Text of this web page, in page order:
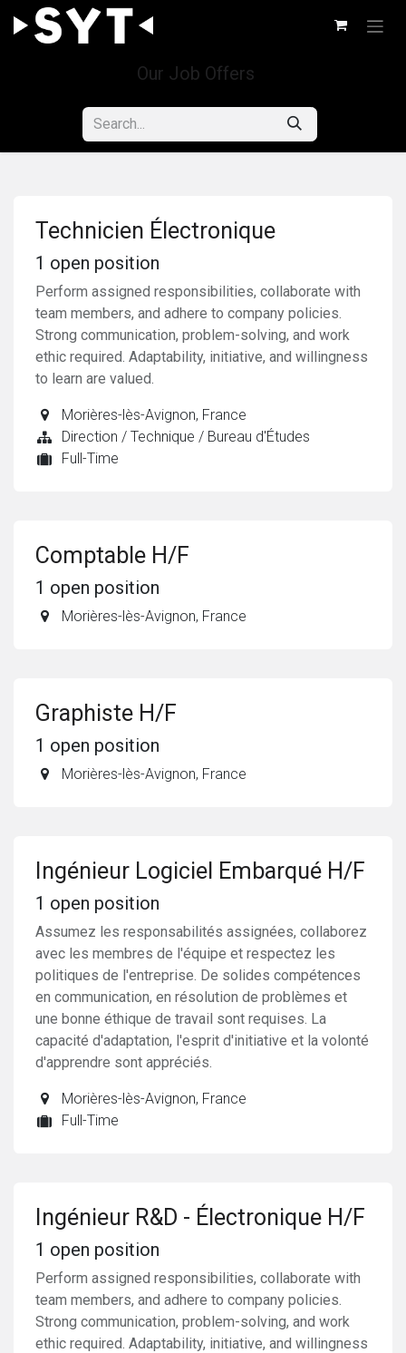
Skip to Content
Our Job Offers
Technicien Électronique
1 open position
Perform assigned responsibilities, collaborate with
team members, and adhere to company policies.
Strong communication, problem-solving, and work
ethic required. Adaptability, initiative, and willingness
to learn are valued.
Morières-lès-Avignon, France
Direction / Technique / Bureau d'Études
Full-Time
Comptable H/F
1 open position
Morières-lès-Avignon, France
Graphiste H/F
1 open position
Morières-lès-Avignon, France
Ingénieur Logiciel Embarqué H/F
1 open position
Assumez les responsabilités assignées, collaborez
avec les membres de l'équipe et respectez les
politiques de l'entreprise. De solides compétences
en communication, en résolution de problèmes et
une bonne éthique de travail sont requises. La
capacité d'adaptation, l'esprit d'initiative et la volonté
d'apprendre sont appréciés.
Morières-lès-Avignon, France
Full-Time
Ingénieur R&D - Électronique H/F
1 open position
Perform assigned responsibilities, collaborate with
team members, and adhere to company policies.
Strong communication, problem-solving, and work
ethic required. Adaptability, initiative, and willingness